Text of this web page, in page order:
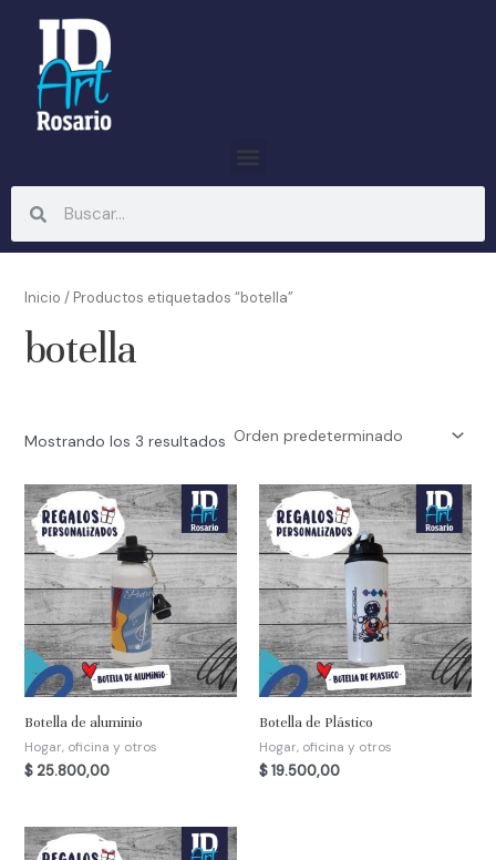
contenido
Inicio / Productos etiquetados “botella”
botella
Mostrando los 3 resultados
Botella de aluminio
Hogar, oficina y otros
$25.800,00
Botella de Plástico
Hogar, oficina y otros
$19.500,00